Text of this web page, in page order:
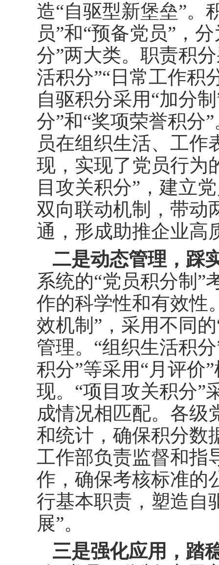
造“自驱型新堡垒”。
员”和“预备党员”，
分”两大类。职责积
活积分”“日常工作积
自驱积分采用“加分
分”和“奖项荣誉积分
员在组织生活、工作
现，实现了党员行为
目攻关积分”，建立
双向联动机制，带动
通，形成助推企业高
二是动态管理，踩
系统的“党员积分制”
作的科学性和有效性
效机制”，采用不同
管理。“组织生活积
积分”等采用“月评价
现。“项目攻关积分”
成情况相匹配。各级
和统计，确保积分数
工作部负责监督和指
作，确保考核标准的
行基本职责，塑造自
展”。
三是强化应用，踏